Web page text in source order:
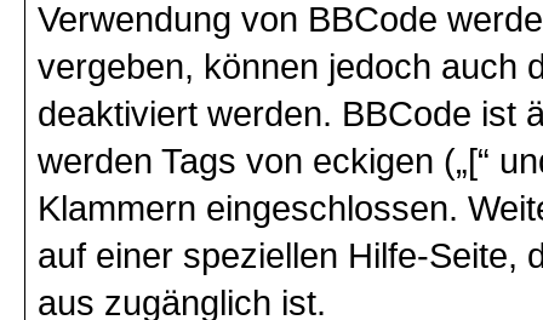
Verwendung von BBCode
vergeben, können jedoch auch
deaktiviert werden. BBCode ist
werden Tags von eckigen („[“
Klammern eingeschlossen.
auf einer speziellen Hilfe-Seite,
aus zugänglich ist.